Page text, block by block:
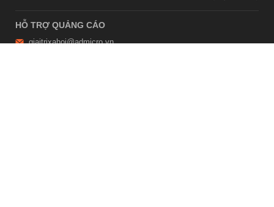
HỖ TRỢ QUẢNG CÁO
giaitrixahoi@admicro.vn